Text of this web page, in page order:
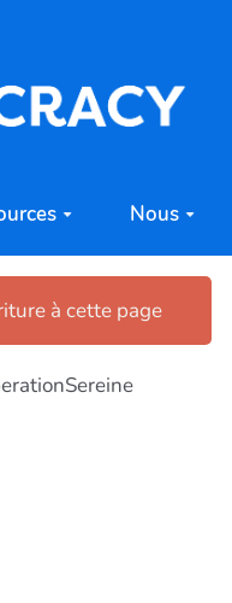
Nous
à cette page